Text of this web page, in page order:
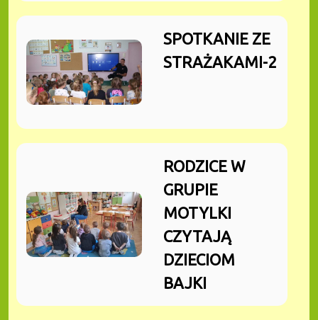
SPOTKANIE ZE
STRAŻAKAMI-2
RODZICE W
GRUPIE
MOTYLKI
CZYTAJĄ
DZIECIOM
BAJKI